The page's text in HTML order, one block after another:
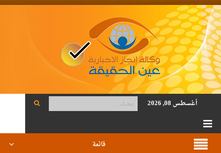
أغسطس 08, 2026
قائمة